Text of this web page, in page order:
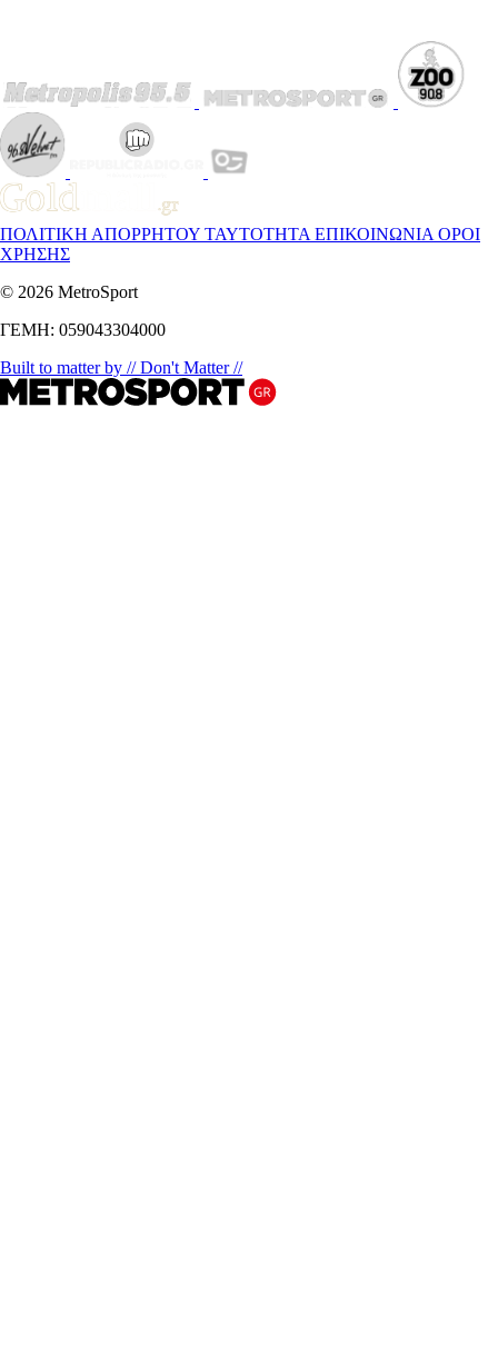
ΠΟΛΙΤΙΚΗ ΑΠΟΡΡΗΤΟΥ ΤΑΥΤΟΤΗΤΑ ΕΠΙΚΟΙΝΩΝΙΑ ΟΡΟΙ
ΧΡΗΣΗΣ
© 2026 MetroSport
ΓΕΜΗ: 059043304000
Built to matter by // Don't Matter //